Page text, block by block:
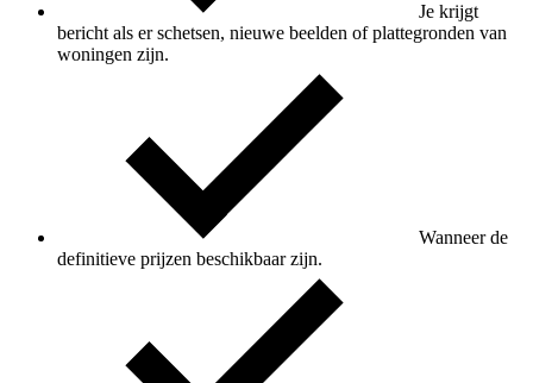
Je krijgt
bericht als er schetsen, nieuwe beelden of plattegronden van
woningen zijn.
Wanneer de
definitieve prijzen beschikbaar zijn.